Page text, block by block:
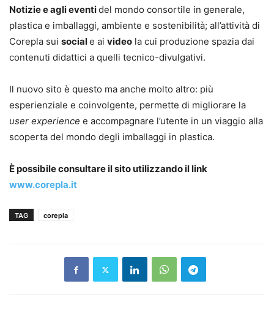
Notizie e agli eventidel mondo consortile in generale,
plastica e imballaggi, ambiente e sostenibilità; all’attività di
Corepla sui sociale ai video la cui produzione spazia dai
contenuti didattici a quelli tecnico-divulgativi.
Il nuovo sito è questo ma anche molto altro: più
esperienziale e coinvolgente, permette di migliorare la
user experience e accompagnare l’utente in un viaggio alla
scoperta del mondo degli imballaggi in plastica.
È possibile consultare il sito utilizzando il link
www.corepla.it
TAG corepla